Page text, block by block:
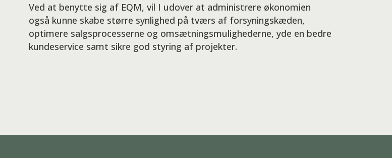
Ved at benytte sig af EQM, vil I udover at administrere økonomien
også kunne skabe større synlighed på tværs af forsyningskæden,
optimere salgsprocesserne og omsætningsmulighederne, yde en bedre
kundeservice samt sikre god styring af projekter.